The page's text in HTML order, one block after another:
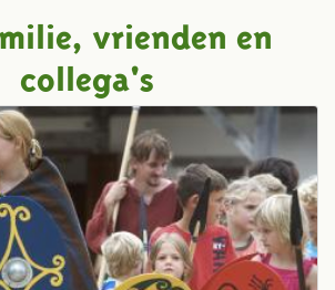
vrienden en
collega's